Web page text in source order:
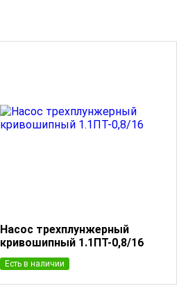
Насос трехплунжерный
кривошипный 1.1ПТ-0,8/16
Есть в наличии